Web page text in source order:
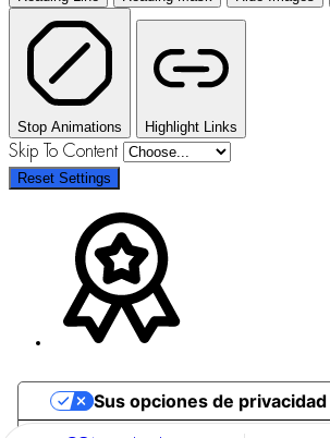
Stop Animations Highlight Links
Skip To Content
Reset Settings
Sus opciones de privacidad